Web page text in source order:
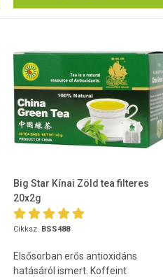
Big Star Kínai Zöld tea filteres
20x2g
Cikksz. BSS488
Elsősorban erős antioxidáns
hatásáról ismert. Koffeint